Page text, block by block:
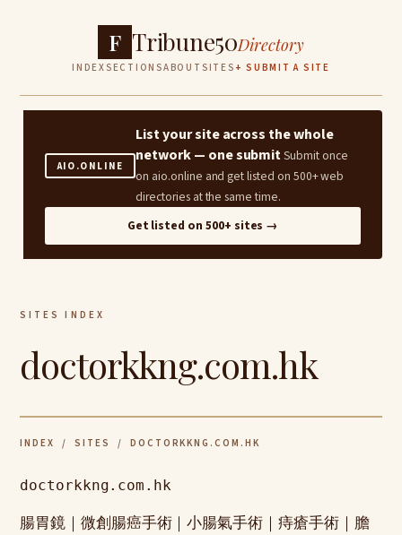
F Tribune50Directory
INDEXSECTIONSABOUT SITES + SUBMIT A SITE
AIO.ONLINE
List your site across the whole
network — one submitSubmit once
on aio.online and get listed on 500+ web
directories at the same time.
Get listed on 500+ sites →
SITES INDEX
doctorkkng.com.hk
INDEX / SITES / DOCTORKKNG.COM.HK
doctorkkng.com.hk
腸胃鏡｜微創腸癌手術｜小腸氣手術｜痔瘡手術｜膽